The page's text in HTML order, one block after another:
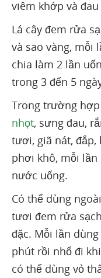
viêm khớp và đau
Lá cây đem rửa
và sao vàng, mỗi
chia làm 2 lần
trong 3 đến 5
Trong trường
nhọt, sưng đau,
tươi, giã nát, đắp,
phơi khô, mỗi lần
nước uống.
Có thể dùng
tươi đem rửa
đặc. Mỗi lần
phút rồi nhổ đi
có thể dùng vỏ